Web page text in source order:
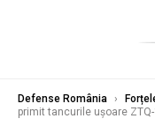
Defense România ›
primit tancurile ușoare